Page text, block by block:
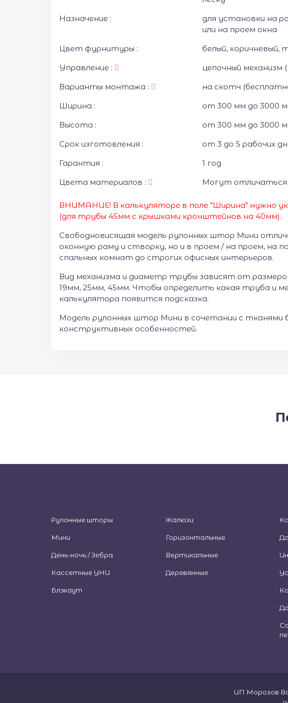
Назначение :
для установки на
или на проем окна
Цвет фурнитуры :
белый, коричневый,
Управление :
цепочный механизм
Варианты монтажа :
на скотч
Ширина :
от 300 мм до 3000
Высота :
от 300 мм до 3000
Срок изготовления :
от 3 до 5 рабочих
Гарантия :
1 год
Цвета материалов :
Могут отличаться
ВНИМАНИЕ! В калькуляторе в поле "Ширина" нужно
(для трубы 45мм с крышками кронштейнов на 40мм).
Свободновисящая модель рулонных штор Мини
оконную раму и створку, но и в проем / на проем, на
спальных комнат до строгих офисных интерьеров.
Вид механизма и диаметр трубы зависят от
19мм, 25мм, 45мм. Чтобы определить какая труба и
калькулятора появится подсказка.
Модель рулонных штор Мини в сочетании с тканями
конструктивных особенностей.
Рулонные шторы
Мини
День-ночь / Зебра
Кассетные УНИ
Блэкаут
Жалюзи
Горизонтальные
Вертикальные
Деревянные
ИП Морозов